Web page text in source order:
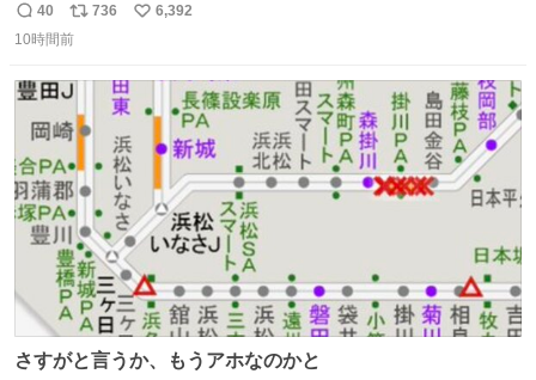
返
信
40
リ
ポ
ト
数
736
い
6,392
10時間前
さすがと言うか、もうアホなのかと